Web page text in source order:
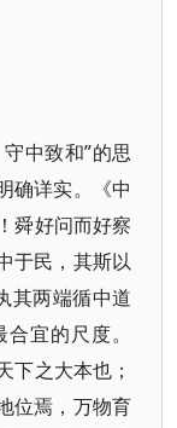
中致和”的思
确详实。《中
舜好问而好察
于民，其斯以
其两端循中道
宜的尺度。
下之大本也；
位焉，万物育